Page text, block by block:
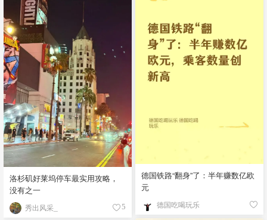
德国铁路“翻身”了：半年赚数亿欧
元
德国吃喝玩乐
洛杉矶好莱坞停车最实用攻略，
没有之一
秀出风采_ 5